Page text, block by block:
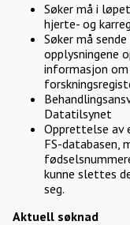
Søker må i
hjerte- og
Søker må
opplysningene
informasjon
Datatilsynet
Opprettelse av
FS-databasen,
kunne slettes
seg.
Aktuell søknad